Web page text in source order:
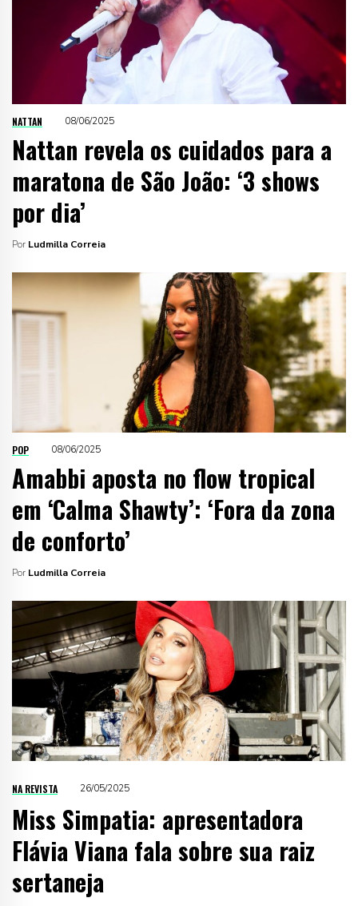
NATTAN 08/06/2025
Nattan revela os cuidados para a
maratona de São João: ‘3 shows
por dia’
Por Ludmilla Correia
POP 08/06/2025
Amabbi aposta no flow tropical
em ‘Calma Shawty’: ‘Fora da zona
de conforto’
Por Ludmilla Correia
NA REVISTA 26/05/2025
Miss Simpatia: apresentadora
Flávia Viana fala sobre sua raiz
sertaneja